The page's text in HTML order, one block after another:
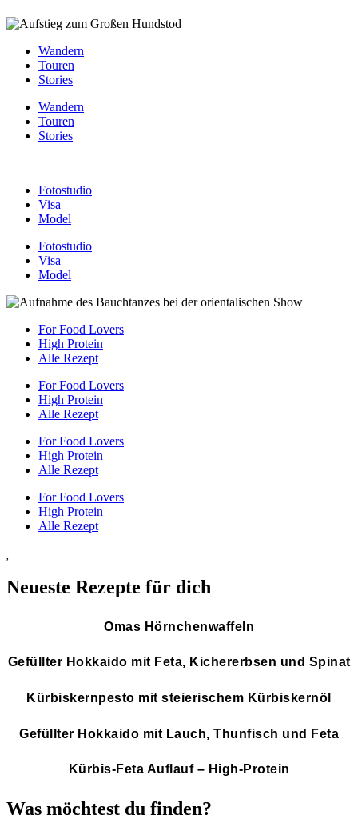
Wandern
Touren
Stories
Wandern
Touren
Stories
Fotostudio
Visa
Model
Fotostudio
Visa
Model
For Food Lovers
High Protein
Alle Rezept
For Food Lovers
High Protein
Alle Rezept
For Food Lovers
High Protein
Alle Rezept
For Food Lovers
High Protein
Alle Rezept
Neueste Rezepte für dich
Omas Hörnchenwaffeln
Gefüllter Hokkaido mit Feta, Kichererbsen und Spinat
Kürbiskernpesto mit steierischem Kürbiskernöl
Gefüllter Hokkaido mit Lauch, Thunfisch und Feta
Kürbis-Feta Auflauf – High-Protein
Was möchtest du finden?